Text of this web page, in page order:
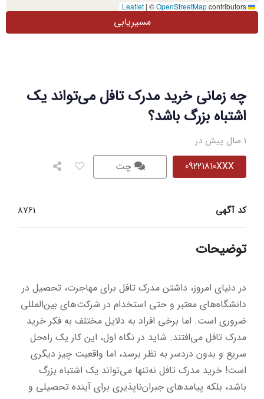
چه زمانی خرید مدرک تافل می‌تواند یک
اشتباه بزرگ باشد؟
1 سال پیش در
09221810XXX چت
کد آگهی 8761
توضیحات
در دنیای امروز، داشتن مدرک تافل برای مهاجرت، تحصیل در
دانشگاه‌های معتبر و حتی استخدام در شرکت‌های بین‌المللی
ضروری است. اما برخی افراد به دلایل مختلف به فکر خرید
مدرک تافل می‌افتند. شاید در نگاه اول، این کار یک راه‌حل
سریع و بدون دردسر به نظر برسد، اما واقعیت چیز دیگری
است! خرید مدرک تافل نه‌تنها می‌تواند یک اشتباه بزرگ
باشد، بلکه پیامدهای جبران‌ناپذیری برای آینده تحصیلی و
| ©OpenStreetMapcontributors
مسیریابی